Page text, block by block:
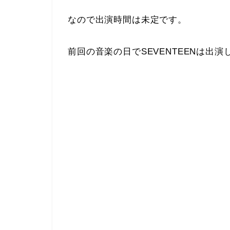
なので出演時間は未定です。
前回の音楽の日でSEVENTEENは出演